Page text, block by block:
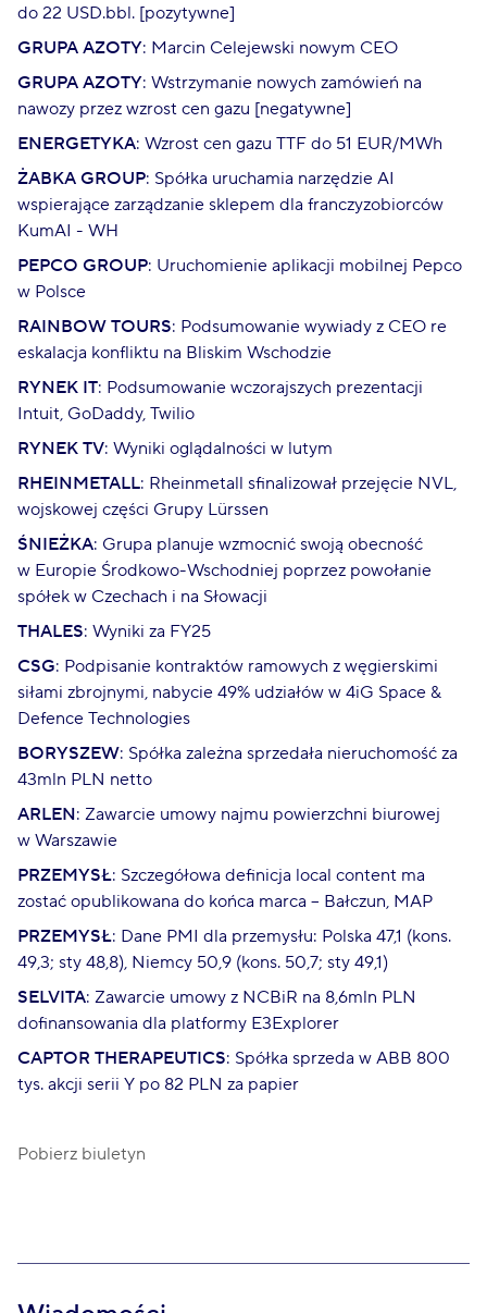
do 22 USD.bbl. [pozytywne]
GRUPA AZOTY: Marcin Celejewski nowym CEO
GRUPA AZOTY: Wstrzymanie nowych zamówień na
nawozy przez wzrost cen gazu [negatywne]
ENERGETYKA: Wzrost cen gazu TTF do 51 EUR/MWh
ŻABKA GROUP: Spółka uruchamia narzędzie AI
wspierające zarządzanie sklepem dla franczyzobiorców
KumAI - WH
PEPCO GROUP: Uruchomienie aplikacji mobilnej Pepco
w Polsce
RAINBOW TOURS: Podsumowanie wywiady z CEO re
eskalacja konfliktu na Bliskim Wschodzie
RYNEK IT: Podsumowanie wczorajszych prezentacji
Intuit, GoDaddy, Twilio
RYNEK TV: Wyniki oglądalności w lutym
RHEINMETALL: Rheinmetall sfinalizował przejęcie NVL,
wojskowej części Grupy Lürssen
ŚNIEŻKA: Grupa planuje wzmocnić swoją obecność
w Europie Środkowo-Wschodniej poprzez powołanie
spółek w Czechach i na Słowacji
THALES: Wyniki za FY25
CSG: Podpisanie kontraktów ramowych z węgierskimi
siłami zbrojnymi, nabycie 49% udziałów w 4iG Space &
Defence Technologies
BORYSZEW: Spółka zależna sprzedała nieruchomość za
43mln PLN netto
ARLEN: Zawarcie umowy najmu powierzchni biurowej
w Warszawie
PRZEMYSŁ: Szczegółowa definicja local content ma
zostać opublikowana do końca marca – Bałczun, MAP
PRZEMYSŁ: Dane PMI dla przemysłu: Polska 47,1 (kons.
49,3; sty 48,8), Niemcy 50,9 (kons. 50,7; sty 49,1)
SELVITA: Zawarcie umowy z NCBiR na 8,6mln PLN
dofinansowania dla platformy E3Explorer
CAPTOR THERAPEUTICS: Spółka sprzeda w ABB 800
tys. akcji serii Y po 82 PLN za papier
Pobierz biuletyn